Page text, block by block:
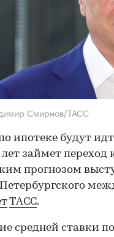
Смирнов/ТАСС
ипотеке будут
лет займет
прогнозом
ТАСС.
средней ставки